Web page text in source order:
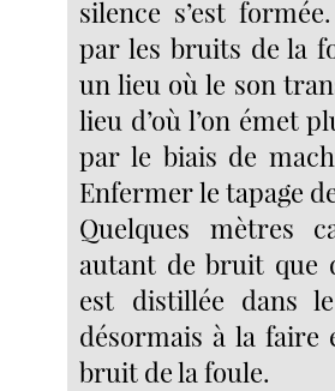
silence s’est
par les bruits de la
un lieu où le son
lieu d’où l’on émet
par le biais de
Enfermer le tapage
Quelques mètres
autant de bruit que
est distillée dans
désormais à la
bruit de la foule.